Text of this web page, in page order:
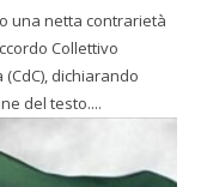
una netta contrarietà
Collettivo
dichiarando
del testo....